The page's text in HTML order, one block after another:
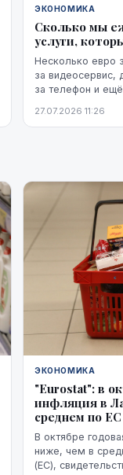
ЭКОНОМИКА
Сколько мы
услуги,
Несколько евро
за видеосервис,
за телефон и
расходов по
27.07.2026 11:26
ЭКОНОМИКА
"Eurostat": в
инфляция в
среднем по ЕС
В октябре
ниже, чем в
(ЕС),